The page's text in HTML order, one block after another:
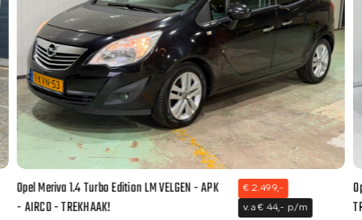
Opel Meriva 1.4 Turbo Edition LM VELGEN - APK
- AIRCO - TREKHAAK!
€ 2.499,-
v.a € 44,- p/m